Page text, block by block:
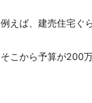
例えば、建売住宅ぐ
そこから予算が200